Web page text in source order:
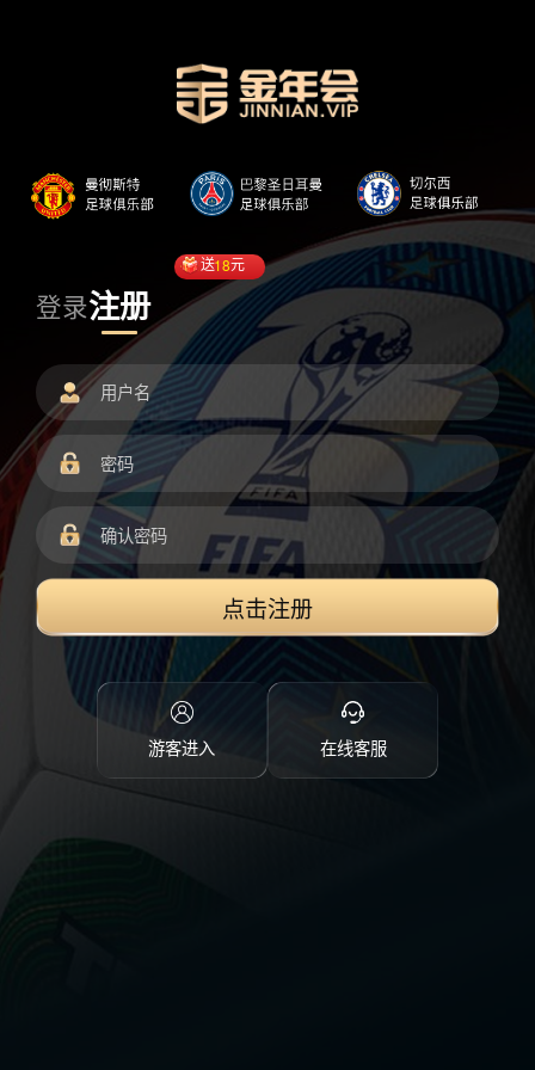
登录注册
送18元
点击注册
游客进入 在线客服